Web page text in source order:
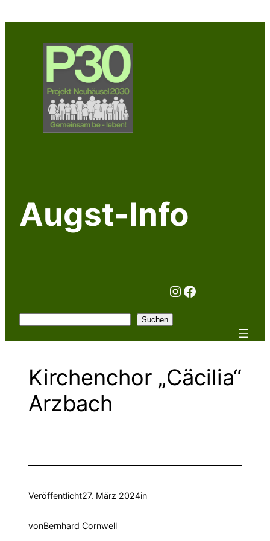
Inhalt
Augst-Info
Instagram
Facebook
Suchen
Kirchenchor „Cäcilia“
Arzbach
Veröffentlicht27. März 2024in
vonBernhard Cornwell